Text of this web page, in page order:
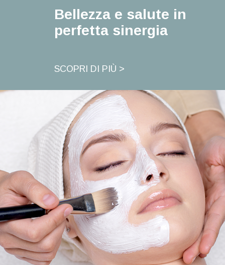
Bellezza e salute in
perfetta sinergia
SCOPRI DI PIÙ >